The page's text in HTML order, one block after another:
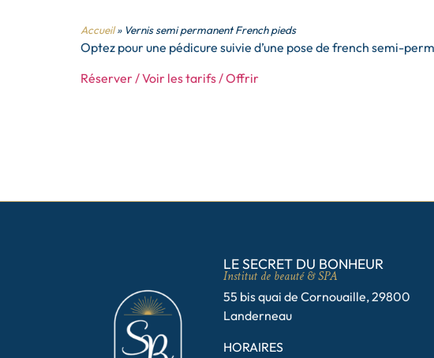
Accueil» Vernis semi permanent French pieds
Optez pour une pédicure suivie d’une pose de french semi-
Réserver / Voir les tarifs / Offrir
LE SECRET DU BONHEUR
Institut de beauté & SPA
55 bis quai de Cornouaille, 29800
Landerneau
HORAIRES